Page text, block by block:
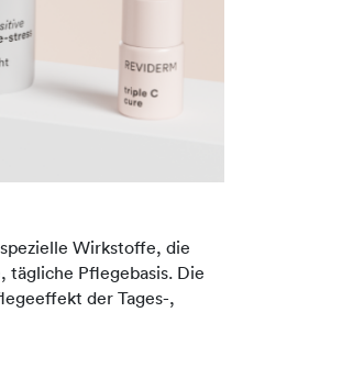
Wirkstoffe, die
tägliche Pflegebasis. Die
der Tages-,